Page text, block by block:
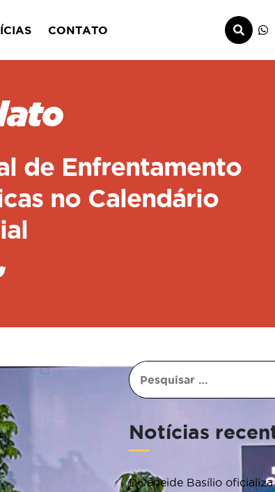
CONTATO
de Enfrentamento
no Calendário
Notícias
Divaneide Basílio